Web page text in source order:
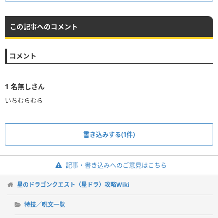
この記事へのコメント
コメント
1 名無しさん
いちむらむら
書き込みする(1件)
記事・書き込みへのご意見はこちら
星のドラゴンクエスト（星ドラ）攻略Wiki
特技／呪文一覧